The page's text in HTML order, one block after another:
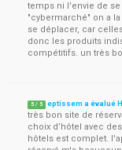
temps ni l'envie de
"cybermarché" on a
se déplacer, car
donc les produits
compétitifs. un très
5 / 5 eptissem a évalué
très bon site de
choix d’hôtel avec
hôtels est complet.